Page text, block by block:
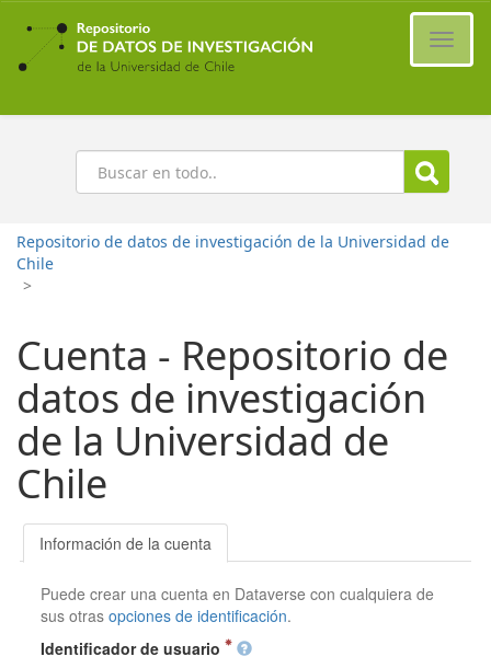
Ir
contenido
principal
Buscar
Repositorio de datos de investigación de la Universidad de
Chile
>
Cuenta - Repositorio de
datos de investigación
de la Universidad de
Chile
Información de la cuenta
Puede crear una cuenta en Dataverse con cualquiera de
sus otrasopciones de identificación.
Identificador de usuario